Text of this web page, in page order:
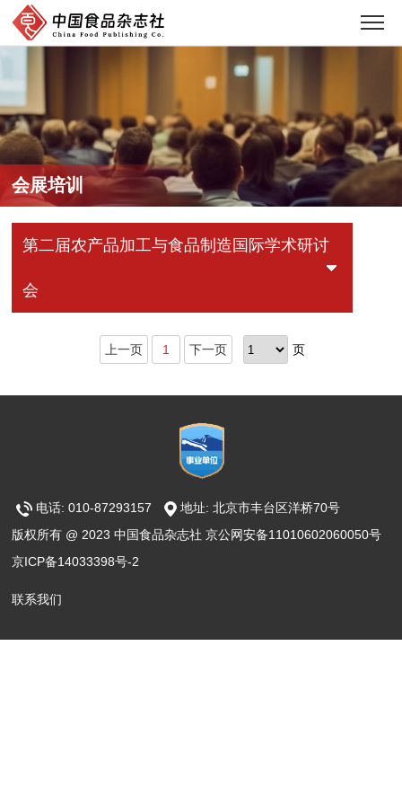
会展培训
第二届农产品加工与食品制造国际学术研讨
会
上一页 1 下一页 页
电话: 010-87293157
地址: 北京市丰台区洋桥70号
版权所有 @ 2023 中国食品杂志社 京公网安备11010602060050号
京ICP备14033398号-2
联系我们